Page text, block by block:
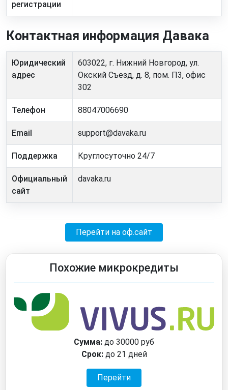
регистрации
Контактная информация Давака
Юридический
адрес
603022, г. Нижний Новгород, ул.
Окский Съезд, д. 8, пом. П3, офис
302
Телефон 88047006690
Email support@davaka.ru
Поддержка Круглосуточно 24/7
Официальный
сайт
davaka.ru
Перейти на оф.сайт
Похожие микрокредиты
Сумма: до 30000 руб
Срок:до 21 дней
Перейти